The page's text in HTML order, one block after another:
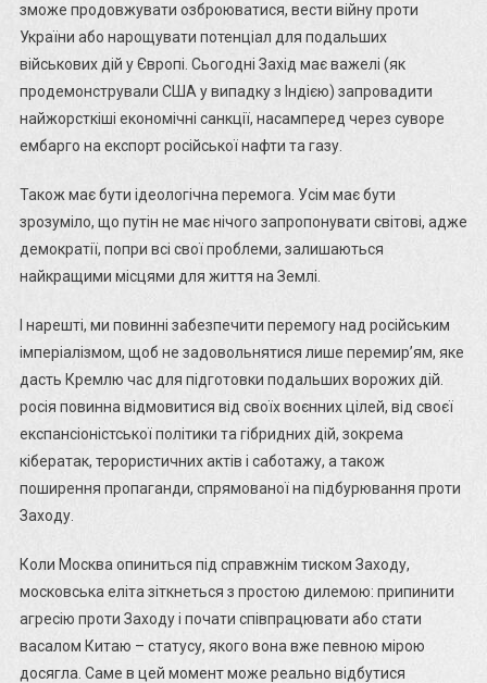
зможе продовжувати озброюватися, вести війну проти
України або нарощувати потенціал для подальших
військових дій у Європі. Сьогодні Захід має важелі (як
продемонстрували США у випадку з Індією) запровадити
найжорсткіші економічні санкції, насамперед через суворе
ембарго на експорт російської нафти та газу.
Також має бути ідеологічна перемога. Усім має бути
зрозуміло, що путін не має нічого запропонувати світові, адже
демократії, попри всі свої проблеми, залишаються
найкращими місцями для життя на Землі.
І нарешті, ми повинні забезпечити перемогу над російським
імперіалізмом, щоб не задовольнятися лише перемир’ям, яке
дасть Кремлю час для підготовки подальших ворожих дій.
росія повинна відмовитися від своїх воєнних цілей, від своєї
експансіоністської політики та гібридних дій, зокрема
кібератак, терористичних актів і саботажу, а також
поширення пропаганди, спрямованої на підбурювання проти
Заходу.
Коли Москва опиниться під справжнім тиском Заходу,
московська еліта зіткнеться з простою дилемою: припинити
агресію проти Заходу і почати співпрацювати або стати
васалом Китаю – статусу, якого вона вже певною мірою
досягла. Саме в цей момент може реально відбутися